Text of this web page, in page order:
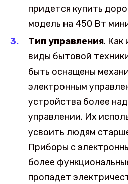
придется купить
модель на 450 Вт
Тип управления. Как
виды бытовой
быть оснащены
электронным
устройства более
управлении. Их
усвоить людям
Приборы с
более
пропадет